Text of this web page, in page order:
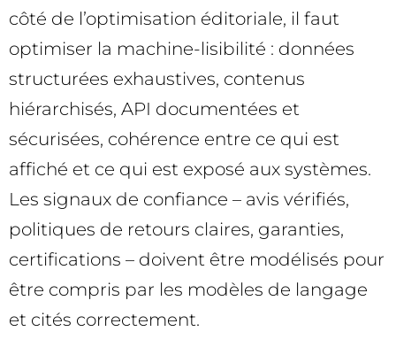
côté de l’optimisation éditoriale, il faut
optimiser la machine-lisibilité : données
structurées exhaustives, contenus
hiérarchisés, API documentées et
sécurisées, cohérence entre ce qui est
affiché et ce qui est exposé aux systèmes.
Les signaux de confiance – avis vérifiés,
politiques de retours claires, garanties,
certifications – doivent être modélisés pour
être compris par les modèles de langage
et cités correctement.